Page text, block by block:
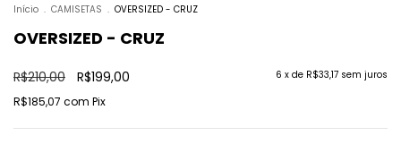
Início . CAMISETAS . OVERSIZED - CRUZ
OVERSIZED - CRUZ
R$210,00 R$199,00 6 x de R$33,17 sem juros
R$185,07 com Pix